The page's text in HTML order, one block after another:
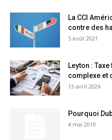
La CCI
contre des
5 août 2021
Leyton :
complexe et
13 avril 2026
Pourquoi
4 mai 2010